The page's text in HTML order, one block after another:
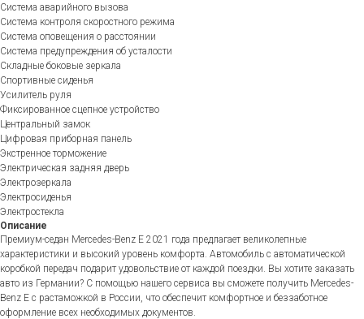
Система аварийного вызова
Система контроля скоростного режима
Система оповещения о расстоянии
Система предупреждения об усталости
Складные боковые зеркала
Спортивные сиденья
Усилитель руля
Фиксированное сцепное устройство
Центральный замок
Цифровая приборная панель
Экстренное торможение
Электрическая задняя дверь
Электрозеркала
Электросиденья
Электростекла
Описание
Премиум-седан Mercedes-Benz E 2021 года предлагает великолепные
характеристики и высокий уровень комфорта. Автомобиль с автоматической
коробкой передач подарит удовольствие от каждой поездки. Вы хотите заказать
авто из Германии? С помощью нашего сервиса вы сможете получить Mercedes-
Benz E с растаможкой в России, что обеспечит комфортное и беззаботное
оформление всех необходимых документов.